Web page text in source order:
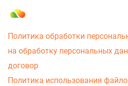
Политика обработки
на обработку персональных
договор
Политика использования